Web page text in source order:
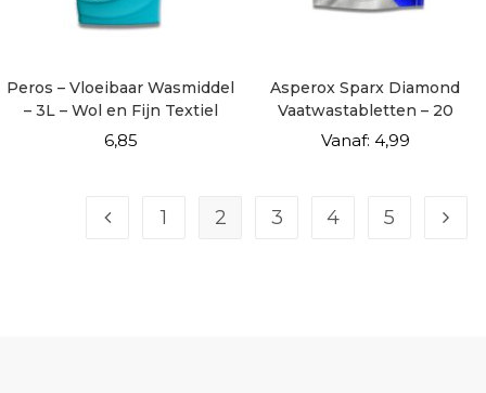
Peros – Vloeibaar Wasmiddel
– 3L – Wol en Fijn Textiel
6,85
Asperox Sparx Diamond
Vaatwastabletten – 20
Capsules
Vanaf: 4,99
1 2 3 4 5